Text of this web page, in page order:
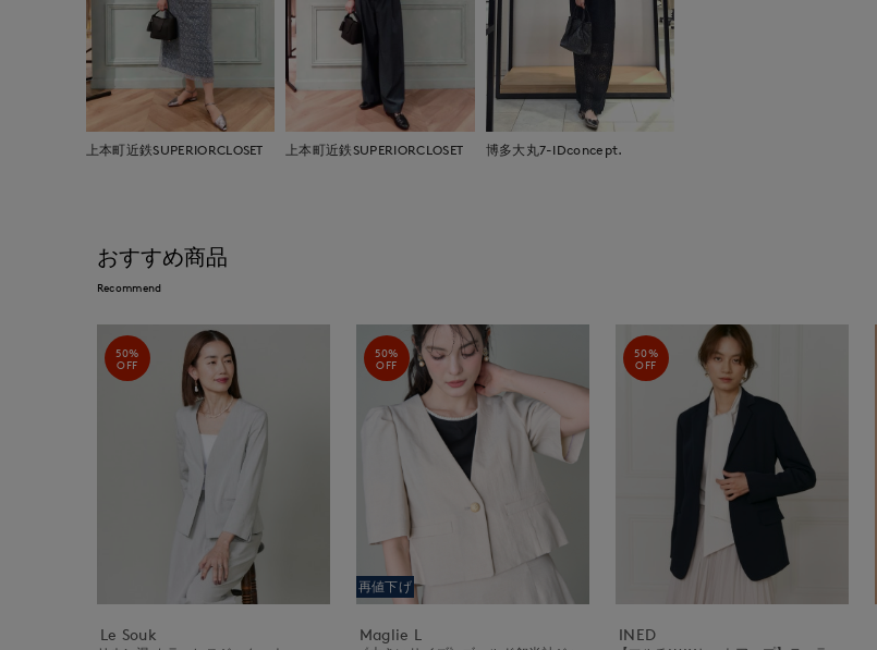
上本町近鉄SUPERIORCLOSET 上本町近鉄SUPERIORCLOSET 博多大丸7-IDconcept.
おすすめ商品
Recommend
50%
OFF
Le Souk
50%
OFF
再値下げ
Maglie L
50%
OFF
INED